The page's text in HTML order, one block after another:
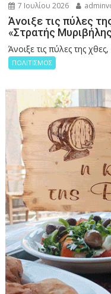
7 Ιουλίου 2026
Άνοιξε τις πύλες
«Στρατής
Άνοιξε τις πύλες της
ΠΟΛΙΤΙΣΜΟΣ